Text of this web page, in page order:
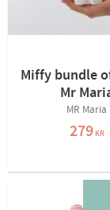
Miffy bundle
Mr
MR Maria
279KR